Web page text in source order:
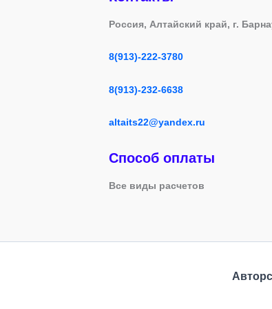
Россия, Алтайский край, г.
8(913)-222-3780
8(913)-232-6638
altaits22@yandex.ru
Способ оплаты
Все виды расчетов